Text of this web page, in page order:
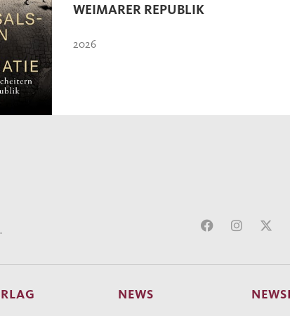
WEIMARER REPUBLIK
2026
NEWS